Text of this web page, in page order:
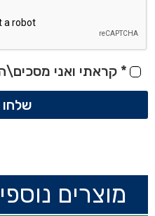
* קראתי ואני
מוצרים